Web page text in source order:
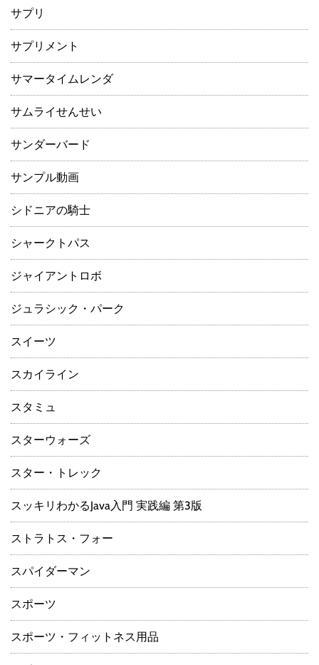
サプリ
サプリメント
サマータイムレンダ
サムライせんせい
サンダーバード
サンプル動画
シドニアの騎士
シャークトパス
ジャイアントロボ
ジュラシック・パーク
スイーツ
スカイライン
スタミュ
スターウォーズ
スター・トレック
スッキリわかるJava入門 実践編 第3版
ストラトス・フォー
スパイダーマン
スポーツ
スポーツ・フィットネス用品